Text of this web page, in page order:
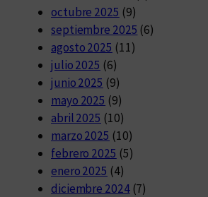
octubre 2025 (9)
septiembre 2025 (6)
agosto 2025 (11)
julio 2025 (6)
junio 2025 (9)
mayo 2025 (9)
abril 2025 (10)
marzo 2025 (10)
febrero 2025 (5)
enero 2025 (4)
diciembre 2024(7)